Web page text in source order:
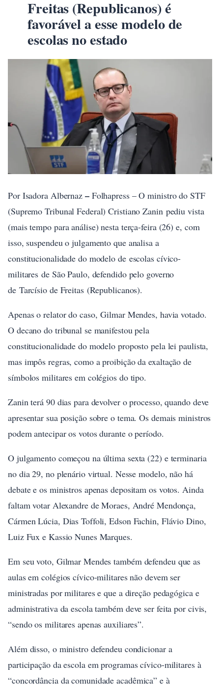
Freitas (Republicanos) é
favorável a esse modelo de
escolas no estado
Por Isadora Albernaz – Folhapress – O ministro do STF
(Supremo Tribunal Federal) Cristiano Zanin pediu vista
(mais tempo para análise) nesta terça-feira (26) e, com
isso, suspendeu o julgamento que analisa a
constitucionalidade do modelo de escolas cívico-
militares de São Paulo, defendido pelo governo
de Tarcísio de Freitas (Republicanos).
Apenas o relator do caso, Gilmar Mendes, havia votado.
O decano do tribunal se manifestou pela
constitucionalidade do modelo proposto pela lei paulista,
mas impôs regras, como a proibição da exaltação de
símbolos militares em colégios do tipo.
Zanin terá 90 dias para devolver o processo, quando deve
apresentar sua posição sobre o tema. Os demais ministros
podem antecipar os votos durante o período.
O julgamento começou na última sexta (22) e terminaria
no dia 29, no plenário virtual. Nesse modelo, não há
debate e os ministros apenas depositam os votos. Ainda
faltam votar Alexandre de Moraes, André Mendonça,
Cármen Lúcia, Dias Toffoli, Edson Fachin, Flávio Dino,
Luiz Fux e Kassio Nunes Marques.
Em seu voto, Gilmar Mendes também defendeu que as
aulas em colégios cívico-militares não devem ser
ministradas por militares e que a direção pedagógica e
administrativa da escola também deve ser feita por civis,
“sendo os militares apenas auxiliares”.
Além disso, o ministro defendeu condicionar a
participação da escola em programas cívico-militares à
“concordância da comunidade acadêmica” e à